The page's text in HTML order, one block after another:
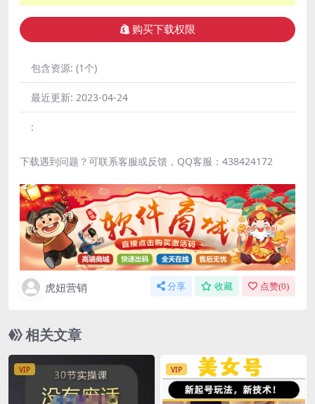
购买下载权限
包含资源: (1个)
最近更新: 2023-04-24
:
下载遇到问题？可联系客服或反馈，QQ客服：438424172
虎妞营销 分享 收藏 点赞(0)
相关文章
VIP VIP